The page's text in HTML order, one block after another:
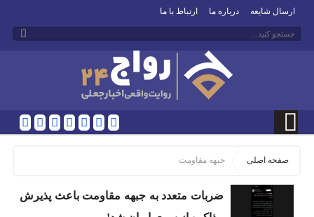
ارسال شایعه درباره ما ارتباط با ما
صفحه اصلی جبهه مقاومت
ضربات متعدد به جبهه مقاومت باعث پذیرش